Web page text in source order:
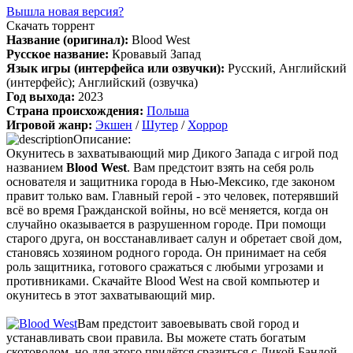
архив и FLAC), но основной – Unofficial Game Soundtrack
OST. На странице можно послушать онлайн полную версию,
включая треки от Paul Linford
Сборник получился добротный, наслаждайтесь!
Boycenunse:Добавьте пожалуйста саундтрек из игры NFS
Most Wanted, которая 2005 года.
Mifman:Добро пожаловать на игровой сайт mifman.ru
Делитесь играми с друзьями и добавляйте сайт в избранное.
В этом чате Вы можете общаться. Пишите свои отзывы и
комментарии к играм.
Вышла новая версия?
Скачать торрент
Название (оригинал): Blood West
Русское название: Кровавый Запад
Язык игры (интерфейса или озвучки): Русский, Английский
(интерфейс); Английский (озвучка)
Год выхода: 2023
Страна происхождения: Польша
Игровой жанр: Экшен /Шутер / Хоррор
Описание:
Окунитесь в захватывающий мир Дикого Запада с игрой под
названием Blood West. Вам предстоит взять на себя роль
основателя и защитника города в Нью-Мексико, где законом
правит только вам. Главный герой - это человек, потерявший
всё во время Гражданской войны, но всё меняется, когда он
случайно оказывается в разрушенном городе. При помощи
старого друга, он восстанавливает салун и обретает свой дом,
становясь хозяином родного города. Он принимает на себя
роль защитника, готового сражаться с любыми угрозами и
противниками. Скачайте Blood West на свой компьютер и
окунитесь в этот захватывающий мир.
Вам предстоит завоевывать свой город и
устанавливать свои правила. Вы можете стать богатым